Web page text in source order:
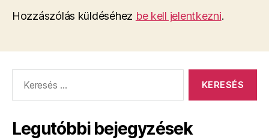
Hozzászólás küldéséhez be kell jelentkezni.
Legutóbbi bejegyzések